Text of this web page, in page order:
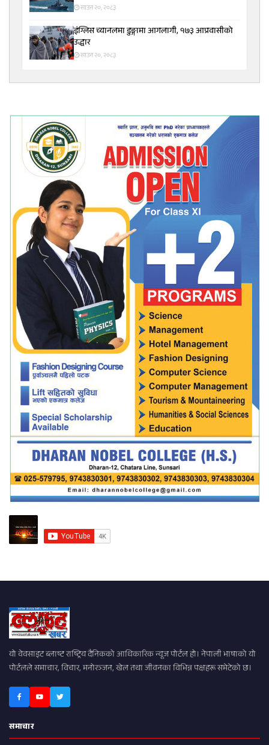
साउन २०, २०८३
इंग्लिस च्यानलमा डुङ्गामा आगलागी, १७३ आप्रवासीको
उद्धार
साउन २०, २०८३
यो वेवसाइट ब्लाष्ट राष्ट्रिय दैनिकको आधिकारिक न्यूज पोर्टल हो। नेपाली भाषाको यो
पोर्टलले समाचार, विचार, मनोरञ्जन, खेल तथा जीवनका विभिन्न पक्षहरू समेटेको छ।
समाचार